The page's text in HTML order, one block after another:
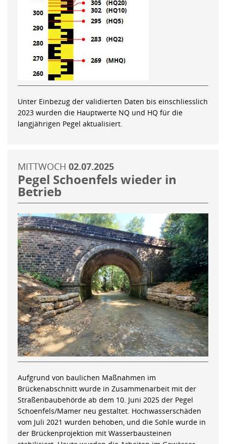
Unter Einbezug der validierten Daten bis einschliesslich
2023 wurden die Hauptwerte NQ und HQ für die
langjährigen Pegel aktualisiert.
MITTWOCH 02.07.2025
Pegel Schoenfels wieder in
Betrieb
Aufgrund von baulichen Maßnahmen im
Brückenabschnitt wurde in Zusammenarbeit mit der
Straßenbaubehörde ab dem 10. Juni 2025 der Pegel
Schoenfels/Mamer neu gestaltet. Hochwasserschäden
vom Juli 2021 wurden behoben, und die Sohle wurde in
der Brückenprojektion mit Wasserbausteinen